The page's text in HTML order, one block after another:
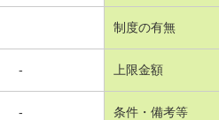
制度の有無
- 上限金額
- 条件・備考等